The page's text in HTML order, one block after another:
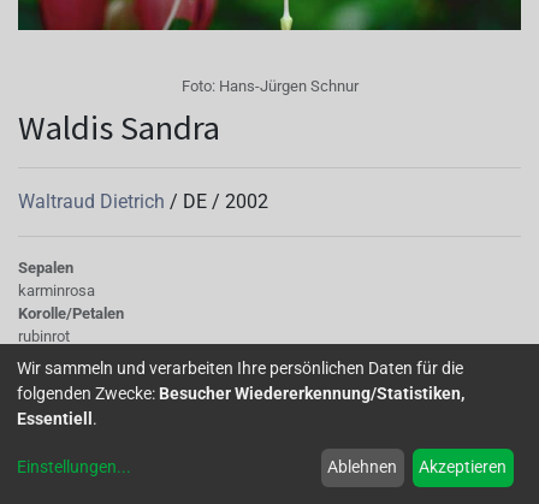
Foto: Hans-Jürgen Schnur
Waldis Sandra
Waltraud Dietrich / DE / 2002
Sepalen
karminrosa
Korolle/Petalen
rubinrot
Knospe/Blüte
gefüllt, mittelgross
Wuchs
stehend
Wir sammeln und verarbeiten Ihre persönlichen Daten für die
folgenden Zwecke: Besucher Wiedererkennung/Statistiken,
Essentiell .
Einstellungen... Ablehnen Akzeptieren